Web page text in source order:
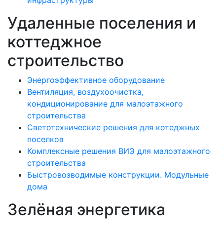
Удаленные поселения и
коттеджное
строительство
Энергоэффективное оборудование
Вентиляция, воздухоочистка,
кондиционирование для малоэтажного
строительства
Светотехнические решения для котеджных
поселков
Комплексные решения ВИЭ для малоэтажного
строительства
Быстровозводимые конструкции. Модульные
дома
Зелёная энергетика